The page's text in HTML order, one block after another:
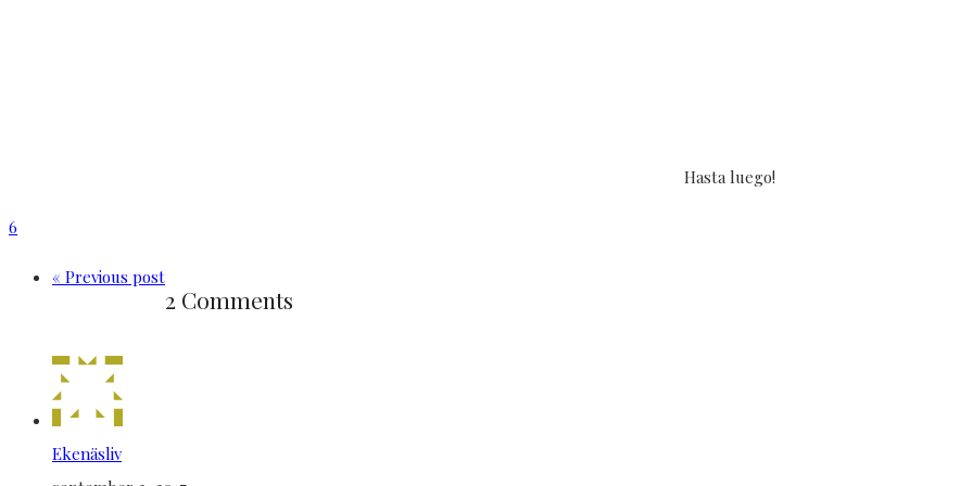
Hasta luego!
6
« Previous post
2 Comments
Ekenäsliv